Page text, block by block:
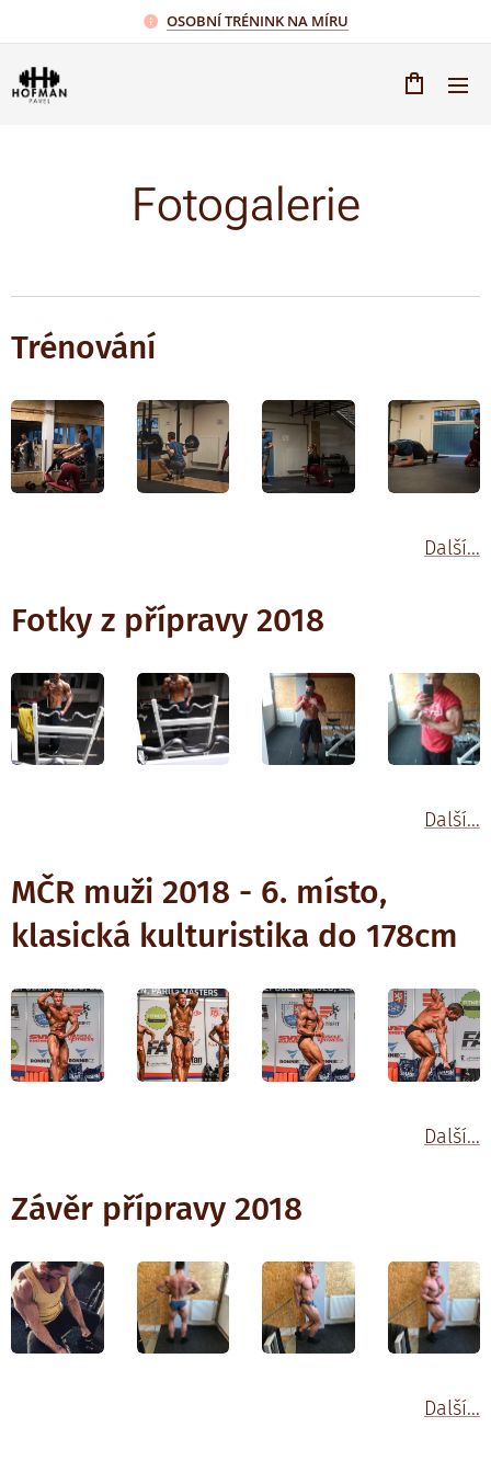
OSOBNÍ TRÉNINK NA MÍRU
Fotogalerie
Trénování
Další...
Fotky z přípravy 2018
Další...
MČR muži 2018 - 6. místo,
klasická kulturistika do 178cm
Další...
Závěr přípravy 2018
Další...